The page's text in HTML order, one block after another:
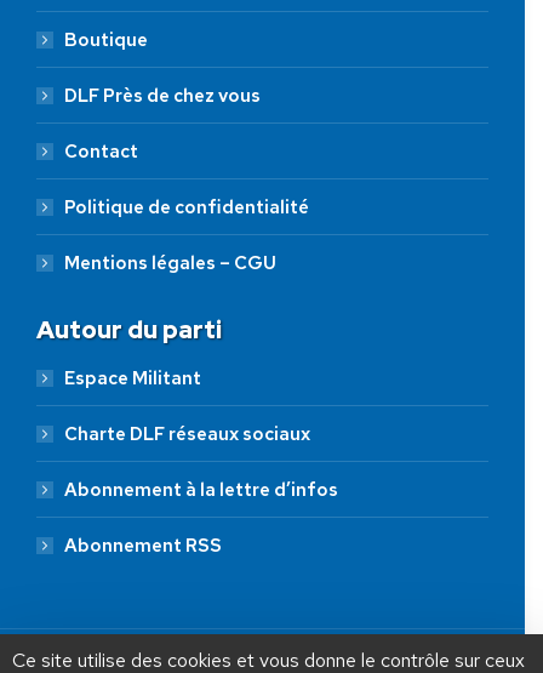
Boutique
DLF Près de chez vous
Contact
Politique de confidentialité
Mentions légales – CGU
Autour du parti
Espace Militant
Charte DLF réseaux sociaux
Abonnement à la lettre d’infos
Abonnement RSS
JE FAIS UN DON À DLF
Ce site utilise des cookies et vous donne le contrôle sur ceux